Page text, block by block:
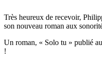
Très heureux de recevoir,
son nouveau roman aux
Un roman, « Solo tu » publié
!